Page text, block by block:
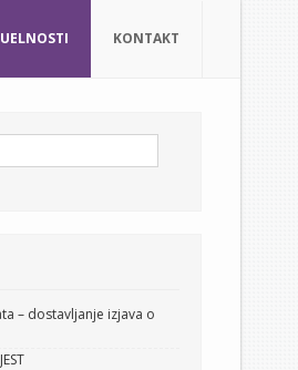
KONTAKT
– dostavljanje izjava o